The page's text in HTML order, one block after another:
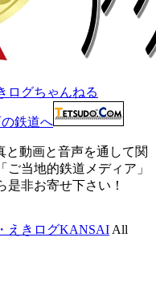
動画と音声を通して関
当地的鉄道メディア」
是非お寄せ下さい！
えきログKANSAI All